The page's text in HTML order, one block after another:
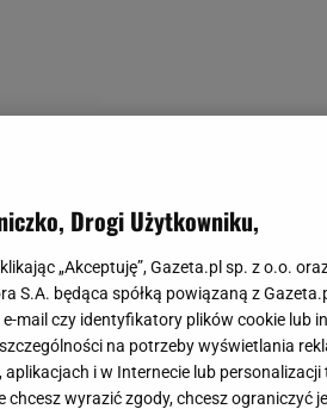
Drogi Użytkowniku,
„Akceptuję”, Gazeta.pl sp. z o.o.
S.A. będąca spółką powiązaną z
e-mail czy identyfikatory plików cookie lub
na potrzeby wyświetlania
i w Internecie lub
chcesz wyrazić zgody, chcesz ograniczyć